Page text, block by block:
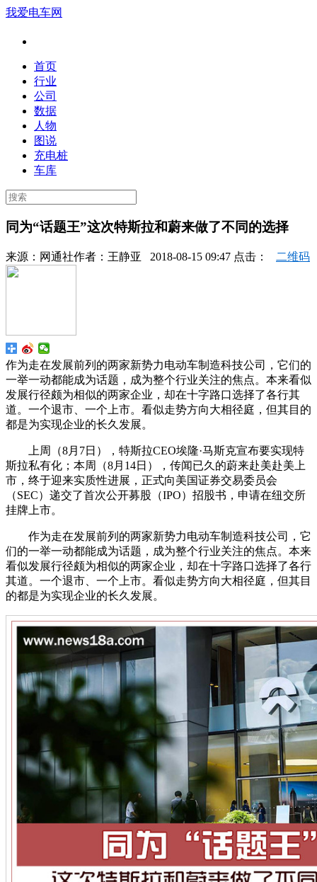
我爱电车网
首页
行业
公司
数据
人物
图说
充电桩
车库
同为“话题王”这次特斯拉和蔚来做了不同的选择
来源： 网通社作者： 王静亚 2018-08-15 09:47 点击： 二维码
作为走在发展前列的两家新势力电动车制造科技公司，它们的
一举一动都能成为话题，成为整个行业关注的焦点。本来看似
发展行径颇为相似的两家企业，却在十字路口选择了各行其
道。一个退市、一个上市。看似走势方向大相径庭，但其目的
都是为实现企业的长久发展。
上周（8月7日），特斯拉CEO埃隆·马斯克宣布要实现特
斯拉私有化；本周（8月14日），传闻已久的蔚来赴美赴美上
市，终于迎来实质性进展，正式向美国证券交易委员会
（SEC）递交了首次公开募股（IPO）招股书，申请在纽交所
挂牌上市。
作为走在发展前列的两家新势力电动车制造科技公司，它
们的一举一动都能成为话题，成为整个行业关注的焦点。本来
看似发展行径颇为相似的两家企业，却在十字路口选择了各行
其道。一个退市、一个上市。看似走势方向大相径庭，但其目
的都是为实现企业的长久发展。